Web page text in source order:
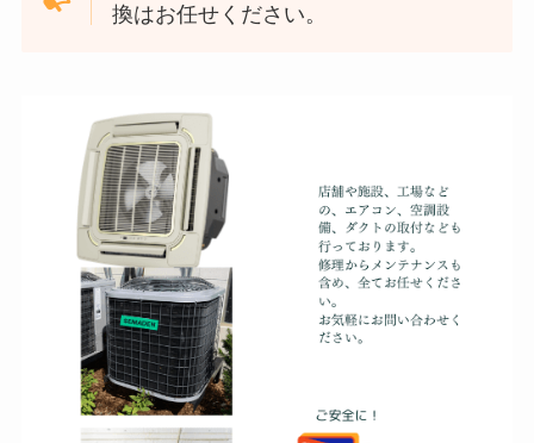
換はお任せください。